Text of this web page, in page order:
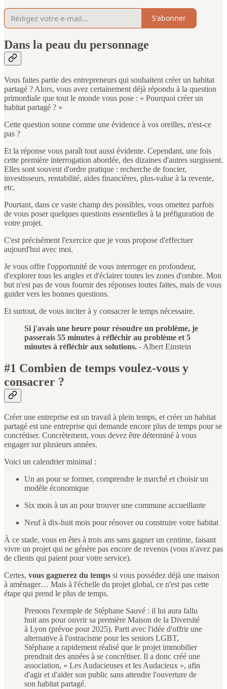
S'abonner
Dans la peau du personnage
Vous faites partie des entrepreneurs qui souhaitent créer un habitat
partagé ? Alors, vous avez certainement déjà répondu à la question
primordiale que tout le monde vous pose : « Pourquoi créer un
habitat partagé ? »
Cette question sonne comme une évidence à vos oreilles, n'est-ce
pas ?
Et la réponse vous paraît tout aussi évidente. Cependant, une fois
cette première interrogation abordée, des dizaines d'autres surgissent.
Elles sont souvent d'ordre pratique : recherche de foncier,
investisseurs, rentabilité, aides financières, plus-value à la revente,
etc.
Pourtant, dans ce vaste champ des possibles, vous omettez parfois
de vous poser quelques questions essentielles à la préfiguration de
votre projet.
C'est précisément l'exercice que je vous propose d'effectuer
aujourd'hui avec moi.
Je vous offre l'opportunité de vous interroger en profondeur,
d'explorer tous les angles et d'éclairer toutes les zones d'ombre. Mon
but n'est pas de vous fournir des réponses toutes faites, mais de vous
guider vers les bonnes questions.
Et surtout, de vous inciter à y consacrer le temps nécessaire.
Si j'avais une heure pour résoudre un problème, je
passerais 55 minutes à réfléchir au problème et 5
minutes à réfléchir aux solutions. - Albert Einstein
#1 Combien de temps voulez-vous y
consacrer ?
Créer une entreprise est un travail à plein temps, et créer un habitat
partagé est une entreprise qui demande encore plus de temps pour se
concrétiser. Concrètement, vous devez être déterminé à vous
engager sur plusieurs années.
Voici un calendrier minimal :
Un an pour se former, comprendre le marché et choisir un
modèle économique
Six mois à un an pour trouver une commune accueillante
Neuf à dix-huit mois pour rénover ou construire votre habitat
À ce stade, vous en êtes à trois ans sans gagner un centime, faisant
vivre un projet qui ne génère pas encore de revenus (vous n'avez pas
de clients qui paient pour votre service).
Certes, vous gagnerez du temps si vous possédez déjà une maison
à aménager… Mais à l'échelle du projet global, ce n'est pas cette
étape qui prend le plus de temps.
Prenons l'exemple de Stéphane Sauvé : il lui aura fallu
huit ans pour ouvrir sa première Maison de la Diversité
à Lyon (prévue pour 2025). Parti avec l'idée d'offrir une
alternative à l'ostracisme pour les seniors LGBT,
Stéphane a rapidement réalisé que le projet immobilier
prendrait des années à se concrétiser. Il a donc créé une
association, « Les Audacieuses et les Audacieux », afin
d'agir et d'aider son public sans attendre l'ouverture de
son habitat partagé.